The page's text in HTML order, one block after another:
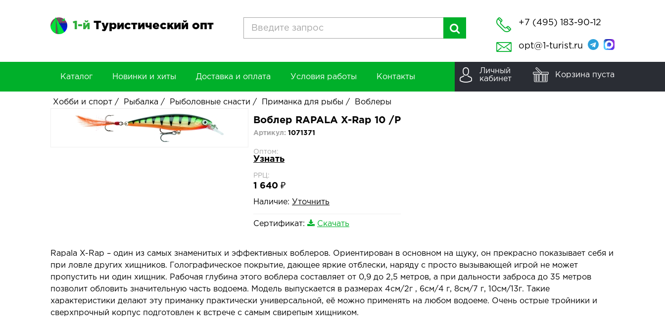
1-й Туристический опт +7 (495) 183-90-12
opt@1-turist.ru
Каталог Новинки и хиты Доставка и оплата Условия работы Контакты
Личный
кабинет
Корзина пуста
Хобби и спорт / Рыбалка / Рыболовные снасти / Приманка для рыбы / Воблеры
Воблер RAPALA X-Rap 10 /P
Артикул: 1071371
Оптом:
Узнать
РРЦ:
1 640 ₽
Наличие: Уточнить
Сертификат: Скачать
Rapala X-Rap – один из самых знаменитых и эффективных воблеров. Ориентирован в основном на щуку, он прекрасно показывает себя и
при ловле других хищников. Голографическое покрытие, дающее яркие отблески, наряду с просто вызывающей игрой не может
пропустить ни один хищник. Рабочая глубина этого воблера составляет от 0,9 до 2,5 метров, а при дальности заброса до 35 метров
позволит обловить значительную часть водоема. Модель выпускается в размерах 4см/2г , 6см/4 г, 8см/7 г, 10см/13г. Такие
характеристики делают эту приманку практически универсальной, её можно применять на любом водоеме. Очень острые тройники и
сверхпрочный корпус подготовлен к встрече с самым свирепым хищником.